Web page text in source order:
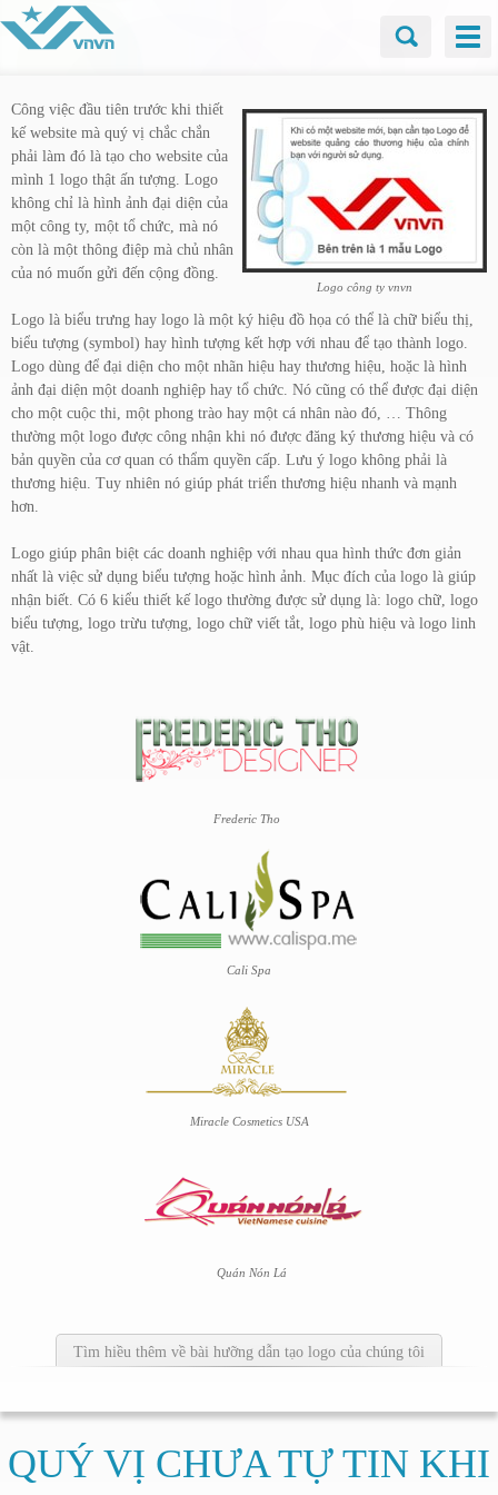
Logo công ty vnvn
Công việc đầu tiên trước khi thiết
kế website mà quý vị chắc chắn
phải làm đó là tạo cho website của
mình 1 logo thật ấn tượng. Logo
không chỉ là hình ảnh đại diện của
một công ty, một tổ chức, mà nó
còn là một thông điệp mà chủ nhân
của nó muốn gửi đến cộng đồng.
Logo là biểu trưng hay logo là một ký hiệu đồ họa có thể là chữ biểu thị,
biểu tượng (symbol) hay hình tượng kết hợp với nhau để tạo thành logo.
Logo dùng để đại diện cho một nhãn hiệu hay thương hiệu, hoặc là hình
ảnh đại diện một doanh nghiệp hay tổ chức. Nó cũng có thể được đại diện
cho một cuộc thi, một phong trào hay một cá nhân nào đó, … Thông
thường một logo được công nhận khi nó được đăng ký thương hiệu và có
bản quyền của cơ quan có thẩm quyền cấp. Lưu ý logo không phải là
thương hiệu. Tuy nhiên nó giúp phát triển thương hiệu nhanh và mạnh
hơn.
Logo giúp phân biệt các doanh nghiệp với nhau qua hình thức đơn giản
nhất là việc sử dụng biểu tượng hoặc hình ảnh. Mục đích của logo là giúp
nhận biết. Có 6 kiểu thiết kế logo thường được sử dụng là: logo chữ, logo
biểu tượng, logo trừu tượng, logo chữ viết tắt, logo phù hiệu và logo linh
vật.
Frederic Tho
Cali Spa
Miracle Cosmetics USA
Quán Nón Lá
Tìm hiều thêm về bài hưỡng dẫn tạo logo của chúng tôi
QUÝ VỊ CHƯA TỰ TIN KHI